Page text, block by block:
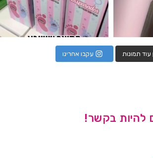
עוד תמונות עקבו אחרינו
להיות בקשר!